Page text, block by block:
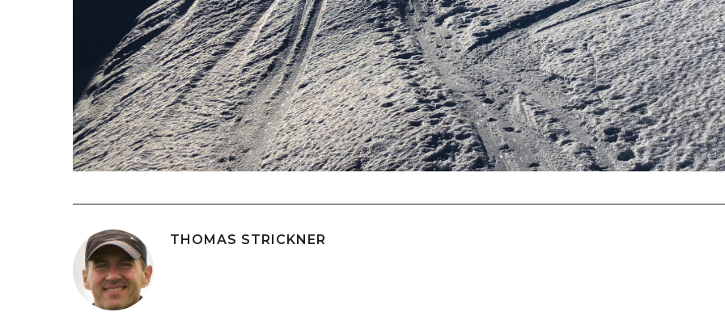
THOMAS STRICKNER